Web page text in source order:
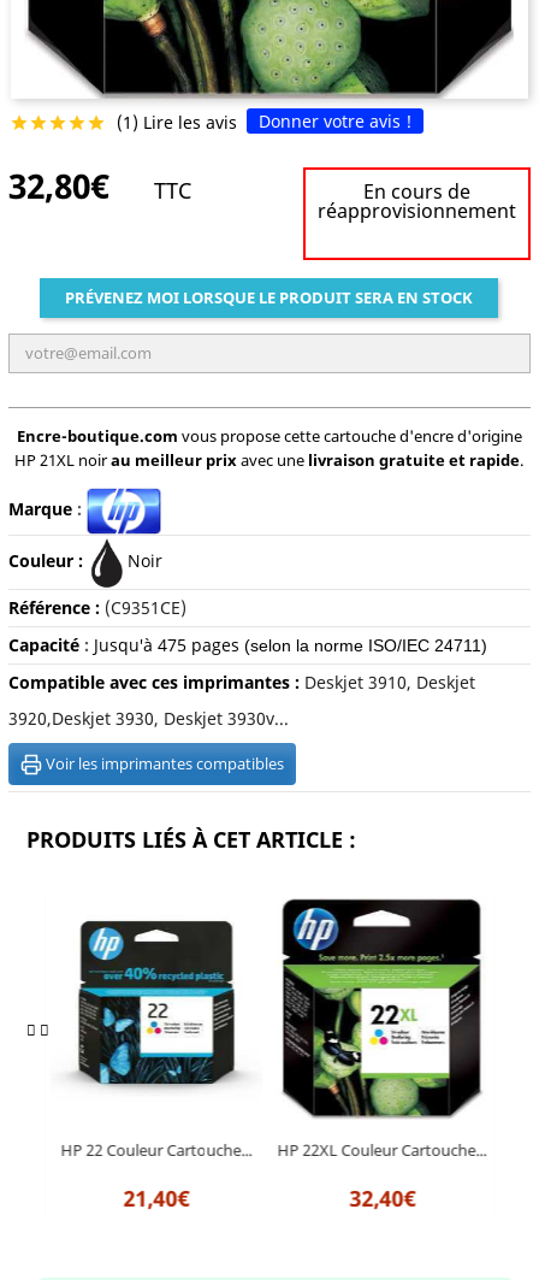
 (1) Lire les avis Donner votre avis !
32,80€ TTC En cours de
réapprovisionnement
PRÉVENEZ MOI LORSQUE LE PRODUIT SERA EN STOCK
Encre-boutique.com vous propose cette cartouche d'encre d'origine
HP 21XL noirau meilleur prixavec une livraison gratuite et rapide.
Marque:
Couleur : Noir
Référence : (C9351CE)
Capacité: Jusqu'à 475 pages (selon la norme ISO/IEC 24711)
Compatible avec ces imprimantes : Deskjet 3910, Deskjet
3920,Deskjet 3930, Deskjet 3930v...
Voir les imprimantes compatibles
PRODUITS LIÉS À CET ARTICLE :
HP 22 Couleur Cartouche...
21,40€
HP 22XL Couleur Cartouche...
32,40€